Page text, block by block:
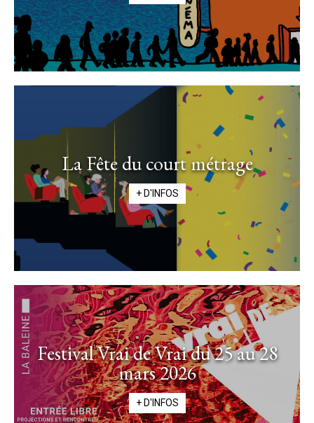
La Fête du court métrage
+ D'INFOS
Festival Vrai de Vrai du 25 au 28
mars 2026
+ D'INFOS